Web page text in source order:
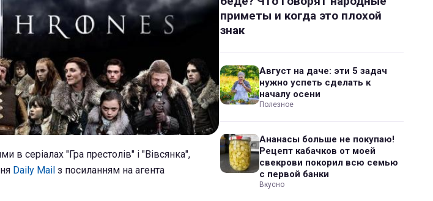
в серіалах "Гра престолів" і "Вівсянка",
Daily Mail з посиланням на агента
приметы и когда это плохой
знак
Август на даче: эти 5 задач
нужно успеть сделать к
началу осени
Полезное
Ананасы больше не покупаю!
Рецепт кабачков от моей
свекрови покорил всю семью
с первой банки
Вкусно